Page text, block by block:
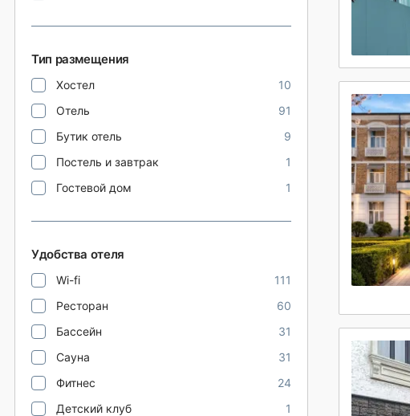
Тип размещения
Хостел
10
Отель
91
Бутик отель
9
Постель и завтрак
1
Гостевой дом
1
Удобства отеля
Wi-fi
111
Ресторан
60
Бассейн
31
Сауна
31
Фитнес
24
Детский клуб
1